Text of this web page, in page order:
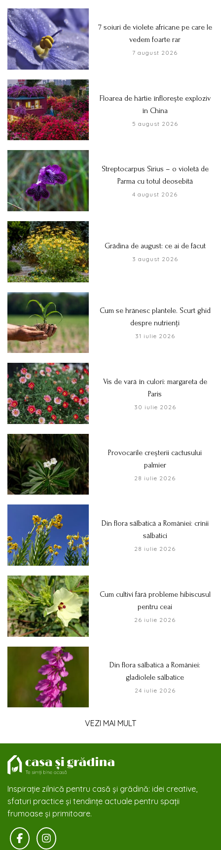
7 soiuri de violete africane pe care le
vedem foarte rar
7 august 2026
Floarea de hârtie înflorește exploziv
în China
5 august 2026
Streptocarpus Sirius – o violetă de
Parma cu totul deosebită
4 august 2026
Grădina de august: ce ai de făcut
3 august 2026
Cum se hrănesc plantele. Scurt ghid
despre nutrienți
31 iulie 2026
Vis de vară în culori: margareta de
Paris
30 iulie 2026
Provocarile creșterii cactusului
palmier
28 iulie 2026
Din flora sălbatică a României: crinii
sălbatici
28 iulie 2026
Cum cultivi fără probleme hibiscusul
pentru ceai
26 iulie 2026
Din flora sălbatică a României:
gladiolele sălbatice
24 iulie 2026
VEZI MAI MULT
Inspirație zilnică pentru casă și grădină: idei creative,
sfaturi practice și tendințe actuale pentru spații
frumoase și primitoare.